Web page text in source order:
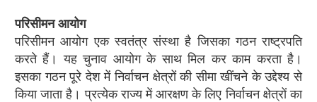
परिसीमन आयोग
परिसीमन आयोग एक स्वतंत्र संस्था है जिसका गठन राष्ट्रपति
करते हैं। यह चुनाव आयोग के साथ मिल कर काम करता है।
इसका गठन पूरे देश में निर्वाचन क्षेत्रों की सीमा खींचने के उद्देश्य से
किया जाता है। प्रत्येक राज्य में आरक्षण के लिए निर्वाचन क्षेत्रों का